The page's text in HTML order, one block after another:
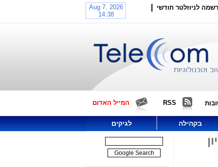
לניוזלטר חודשי
RSS המייל האדום
בקהילה לגיקים
ב- 249 מיליון